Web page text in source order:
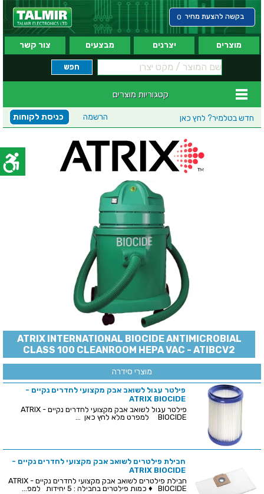
בקשה להצעת מחיר 0
מוצרים יצרנים מבצעים צור קשר
קטגוריות מוצרים
חדש בטלמיר? לחץ כאן כניסת לקוחות הרשמה
ATRIX INTERNATIONAL BIOCIDE ANTIMICROBIAL
CLASS 100 CLEANROOM HEPA VAC - ATIBCV2
מוצרי סידרה
פילטר עגול לשואב אבק מקצועי לחדרים נקיים -
ATRIX BIOCIDE
פילטר עגול לשואב אבק מקצועי לחדרים נקיים - ATRIX
BIOCIDE למפרט מלא לחץ כאן ...
חבילת פילטרים לשואב אבק מקצועי לחדרים נקיים -
ATRIX BIOCIDE
חבילת פילטרים לשואב אבק מקצועי לחדרים נקיים - ATRIX
BIOCIDE ♦ כמות פילטרים בחבילה : 5 יחידות למפ...